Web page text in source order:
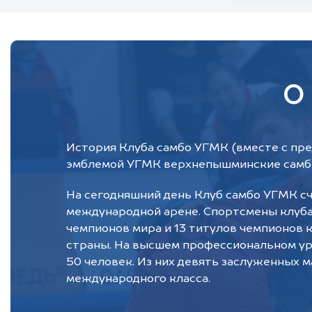
О
История Клуба самбо УГМК (вместе с
эмблемой УГМК верхнепышминские
На сегодняшний день Клуб самбо УГМК
международной арене. Спортсмены
чемпионов мира и 13 титулов
страны. На высшем профессиональном
50 человек. Из них девять заслуженных
международного класса.